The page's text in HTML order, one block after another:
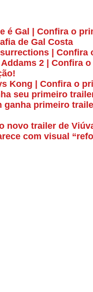
é Gal | Confira o
de Gal Costa
| Confira
2 | Confira
Kong | Confira o
seu primeiro
ganha primeiro
novo trailer de
com visual